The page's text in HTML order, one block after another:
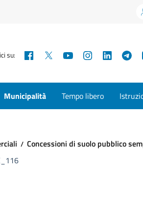
su: Facebook YouTubeInstagram
Municipalità Tempo libero
Concessioni di suolo pubblico